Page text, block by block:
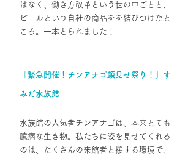
はなく、働き方改革という世の中ごとと、
ビールという自社の商品をを結びつけたと
ころ。一本とられました！
「緊急開催！チンアナゴ顔見せ祭り！」す
みだ水族館
水族館の人気者チンアナゴは、本来とても
臆病な生き物。私たちに姿を見せてくれる
のは、たくさんの来館者と接する環境で、